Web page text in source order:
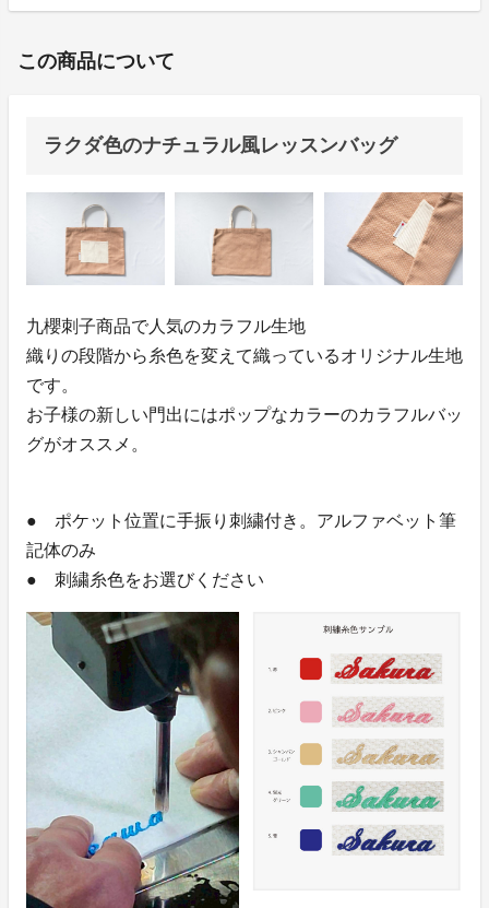
この商品について
ラクダ色のナチュラル風レッスンバッグ
九櫻刺子商品で人気のカラフル生地
織りの段階から糸色を変えて織っているオリジナル生地
です。
お子様の新しい門出にはポップなカラーのカラフルバッ
グがオススメ。
● ポケット位置に手振り刺繍付き。アルファベット筆
記体のみ
● 刺繍糸色をお選びください